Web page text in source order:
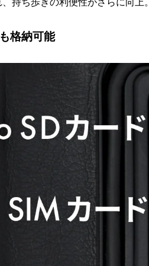
持ち歩きの利便性がさらに向上
格納可能